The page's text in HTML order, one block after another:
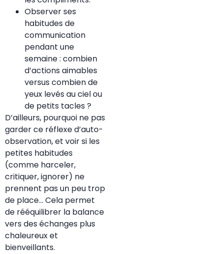
Observer ses
habitudes de
communication
pendant une
semaine : combien
d’actions aimables
versus combien de
yeux levés au ciel ou
de petits tacles ?
D’ailleurs, pourquoi ne pas
garder ce réflexe d’auto-
observation, et voir si les
petites habitudes
(comme harceler,
critiquer, ignorer) ne
prennent pas un peu trop
de place… Cela permet
de rééquilibrer la balance
vers des échanges plus
chaleureux et
bienveillants.